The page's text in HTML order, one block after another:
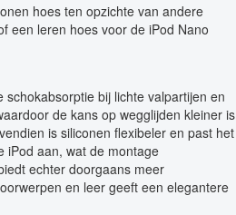
hoes ten opzichte van andere
een leren hoes voor de iPod Nano
schokabsorptie bij lichte valpartijen en
de kans op wegglijden kleiner is
is siliconen flexibeler en past het
iPod aan, wat de montage
echter doorgaans meer
en leer geeft een elegantere